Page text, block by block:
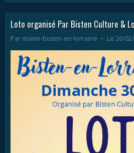
Loto organisé Par Bisten Culture &
Par mairie-bisten-en-lorraine Le 26/